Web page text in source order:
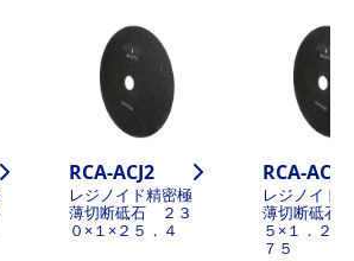
RCA-ACJ2
レジノイド精密極
薄切断砥石 ２３
０×１×２５．４
RCA-ACJ3
レジノイド
薄切断砥石
５×１．２×
７５